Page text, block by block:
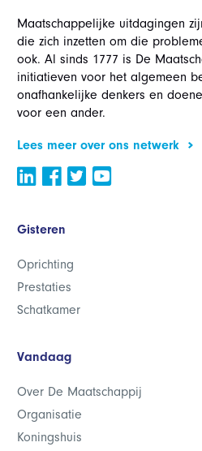
Maatschappelijke uitdagingen
die zich inzetten om die
ook. Al sinds 1777 is De
initiatieven voor het algemeen
onafhankelijke denkers en
voor een ander.
Lees meer over ons netwerk
Gisteren
Oprichting
Prestaties
Schatkamer
Vandaag
Over De Maatschappij
Organisatie
Koningshuis